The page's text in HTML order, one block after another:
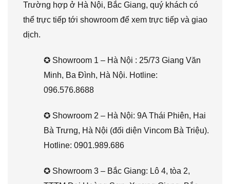
Trường hợp ở Hà Nội, Bắc Giang, quý khách có
thể trực tiếp tới showroom để xem trực tiếp và giao
dịch.
✪ Showroom 1 – Hà Nội : 25/73 Giang Văn
Minh, Ba Đình, Hà Nội. Hotline:
096.576.8688
✪ Showroom 2 – Hà Nội: 9A Thái Phiên, Hai
Bà Trưng, Hà Nội (đối diện Vincom Bà Triệu).
Hotline: 0901.989.686
✪ Showroom 3 – Bắc Giang: Lô 4, tòa 2,